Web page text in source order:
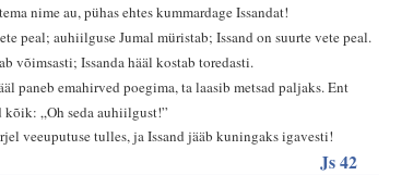
nime au, pühas ehtes kummardage Issandat!
peal; auhiilguse Jumal müristab; Issand on suurte vete peal.
võimsasti; Issanda hääl kostab toredasti.
paneb emahirved poegima, ta laasib metsad paljaks. Ent
„Oh seda auhiilgust!”
veeuputuse tulles, ja Issand jääb kuningaks igavesti!
Js 42